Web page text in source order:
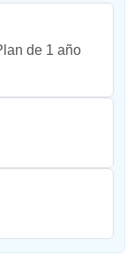
de 1 año